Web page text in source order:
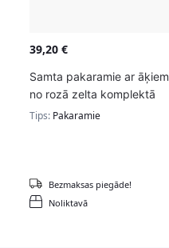
39,20 €
Samta pakaramie ar āķiem
no rozā zelta komplektā
50gab.
Tips: Pakaramie
Noliktavā
Bezmaksas piegāde!